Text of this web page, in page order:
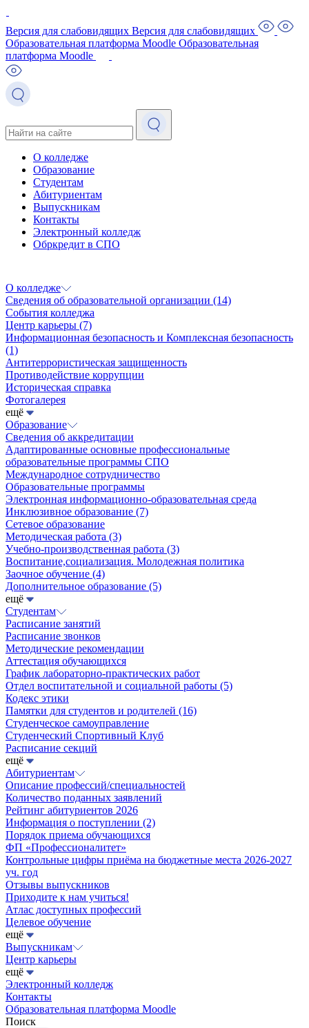
Версия для слабовидящих Версия для слабовидящих
Образовательная платформа Moodle Образовательная
платформа Moodle
О колледже
Образование
Студентам
Абитуриентам
Выпускникам
Контакты
Электронный колледж
Обркредит в СПО
О колледже
Сведения об образовательной организации (14)
События колледжа
Центр карьеры (7)
Информационная безопасность и Комплексная безопасность
(1)
Антитеррористическая защищенность
Противодействие коррупции
Историческая справка
Фотогалерея
ещё
Образование
Сведения об аккредитации
Адаптированные основные профессиональные
образовательные программы СПО
Международное сотрудничество
Образовательные программы
Электронная информационно-образовательная среда
Инклюзивное образование (7)
Сетевое образование
Методическая работа (3)
Учебно-производственная работа (3)
Воспитание,социализация. Молодежная политика
Заочное обучение (4)
Дополнительное образование (5)
ещё
Студентам
Расписание занятий
Расписание звонков
Методические рекомендации
Аттестация обучающихся
График лабораторно-практических работ
Отдел воспитательной и социальной работы (5)
Кодекс этики
Памятки для студентов и родителей (16)
Студенческое самоуправление
Студенческий Спортивный Клуб
Расписание секций
ещё
Абитуриентам
Описание профессий/специальностей
Количество поданных заявлений
Рейтинг абитуриентов 2026
Информация о поступлении (2)
Порядок приема обучающихся
ФП «Профессионалитет»
Контрольные цифры приёма на бюджетные места 2026-2027
уч. год
Отзывы выпускников
Приходите к нам учиться!
Атлас доступных профессий
Целевое обучение
ещё
Выпускникам
Центр карьеры
ещё
Электронный колледж
Контакты
Образовательная платформа Moodle
Поиск